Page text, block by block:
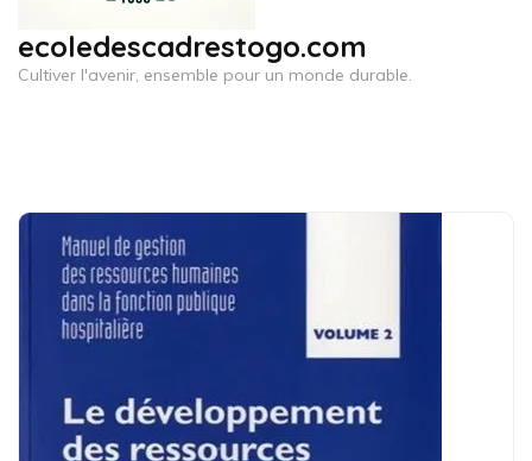
ecoledescadrestogo.com
Cultiver l'avenir, ensemble pour un monde durable.